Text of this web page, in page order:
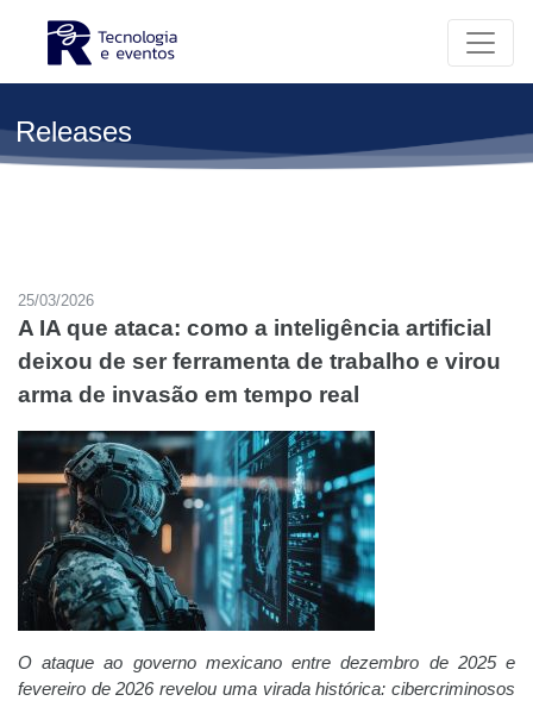
Releases
25/03/2026
A IA que ataca: como a inteligência artificial
deixou de ser ferramenta de trabalho e virou
arma de invasão em tempo real
O ataque ao governo mexicano entre dezembro de 2025 e
fevereiro de 2026 revelou uma virada histórica: cibercriminosos